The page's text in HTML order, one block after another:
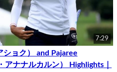
7:29
ョク） and Pajaree
ナナルカルン） Highlights｜